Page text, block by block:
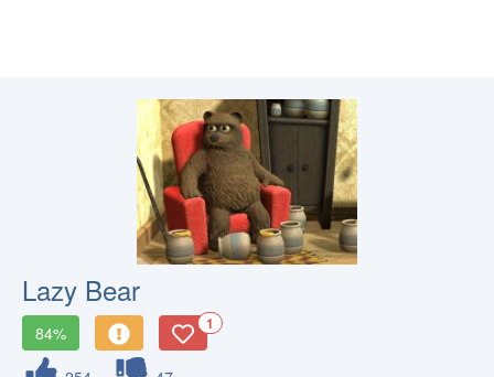
Lazy Bear
84% 1